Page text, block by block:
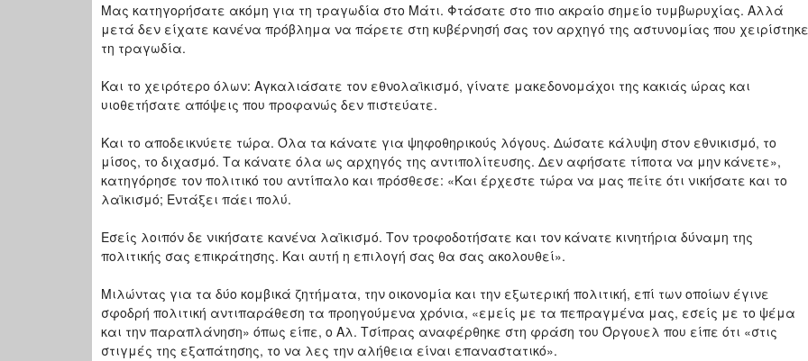
Μας κατηγορήσατε ακόμη για τη τραγωδία στο Μάτι. Φτάσατε στο πιο ακραίο σημείο τυμβωρυχίας. Αλλά
μετά δεν είχατε κανένα πρόβλημα να πάρετε στη κυβέρνησή σας τον αρχηγό της αστυνομίας που χειρίστηκε
τη τραγωδία.
Και το χειρότερο όλων: Αγκαλιάσατε τον εθνολαϊκισμό, γίνατε μακεδονομάχοι της κακιάς ώρας και
υιοθετήσατε απόψεις που προφανώς δεν πιστεύατε.
Και το αποδεικνύετε τώρα. Όλα τα κάνατε για ψηφοθηρικούς λόγους. Δώσατε κάλυψη στον εθνικισμό, το
μίσος, το διχασμό. Τα κάνατε όλα ως αρχηγός της αντιπολίτευσης. Δεν αφήσατε τίποτα να μην κάνετε»,
κατηγόρησε τον πολιτικό του αντίπαλο και πρόσθεσε: «Και έρχεστε τώρα να μας πείτε ότι νικήσατε και το
λαϊκισμό; Εντάξει πάει πολύ.
Εσείς λοιπόν δε νικήσατε κανένα λαϊκισμό. Τον τροφοδοτήσατε και τον κάνατε κινητήρια δύναμη της
πολιτικής σας επικράτησης. Και αυτή η επιλογή σας θα σας ακολουθεί».
Μιλώντας για τα δύο κομβικά ζητήματα, την οικονομία και την εξωτερική πολιτική, επί των οποίων έγινε
σφοδρή πολιτική αντιπαράθεση τα προηγούμενα χρόνια, «εμείς με τα πεπραγμένα μας, εσείς με το ψέμα
και την παραπλάνηση» όπως είπε, ο Αλ. Τσίπρας αναφέρθηκε στη φράση του Όργουελ που είπε ότι «στις
στιγμές της εξαπάτησης, το να λες την αλήθεια είναι επαναστατικό».